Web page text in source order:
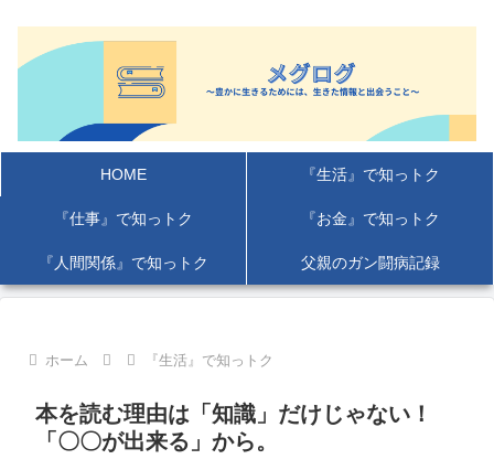
HOME 『生活』で知っトク
『仕事』で知っトク 『お金』で知っトク
『人間関係』で知っトク 父親のガン闘病記録
ホーム 『生活』で知っトク
本を読む理由は「知識」だけじゃない！
「〇〇が出来る」から。